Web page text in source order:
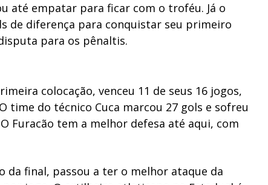
até empatar para ficar com o troféu. Já o
de diferença para conquistar seu primeiro
para os pênaltis.
colocação, venceu 11 de seus 16 jogos,
do técnico Cuca marcou 27 gols e sofreu
Furacão tem a melhor defesa até aqui, com
final, passou a ter o melhor ataque da